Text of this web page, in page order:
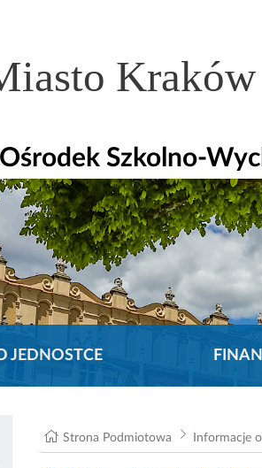
Kraków
Szkolno-
JEDNOSTCE
Strona Podmiotowa Informacje